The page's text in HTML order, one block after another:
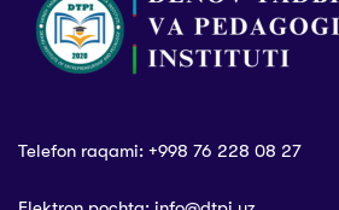
Telefon raqami: +998 76 228 08 27